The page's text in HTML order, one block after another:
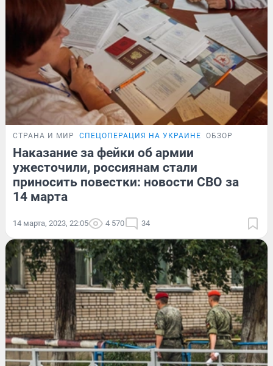
СТРАНА И МИР СПЕЦОПЕРАЦИЯ НА УКРАИНЕ ОБЗОР
Наказание за фейки об армии
ужесточили, россиянам стали
приносить повестки: новости СВО за
14 марта
14 марта, 2023, 22:05 4 570 34